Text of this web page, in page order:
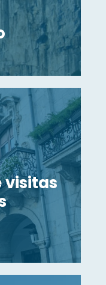
visitas